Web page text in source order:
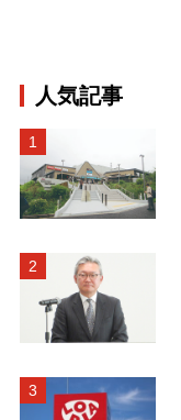
人気記事